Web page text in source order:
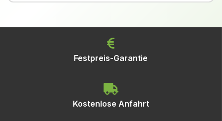
Festpreis-Garantie
Kostenlose Anfahrt